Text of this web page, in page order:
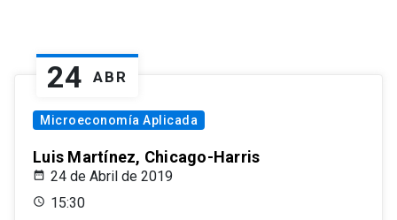
24 ABR
Microeconomía Aplicada
Luis Martínez, Chicago-Harris
24 de Abril de 2019
15:30